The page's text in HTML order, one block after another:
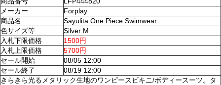
メーカー
Forplay
商品名
Sayulita One Piece Swimwear
色サイズ等
Silver M
入札下限価格
1500円
入札上限価格
5700円
セール開始
08/05 12:00
セール終了
08/19 12:00
きらきら光るメタリック生地のワンピースビキニ/ボディースーツ。タ